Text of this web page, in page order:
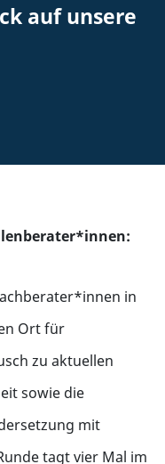
auf unsere
in
Ort für
zu aktuellen
sowie die
mit
tagt vier Mal im